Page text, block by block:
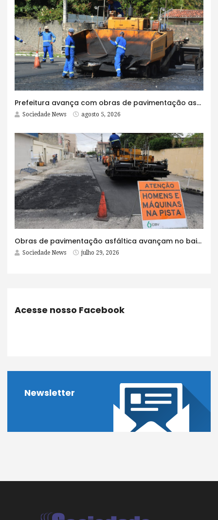
Prefeitura avança com obras de pavimentação asfáltica na Rua Lopes Rodrigues
Sociedade News agosto 5, 2026
Obras de pavimentação asfáltica avançam no bairro Brasília e chegam a mais quatro ruas
Sociedade News julho 29, 2026
Acesse nosso Facebook
Newsletter